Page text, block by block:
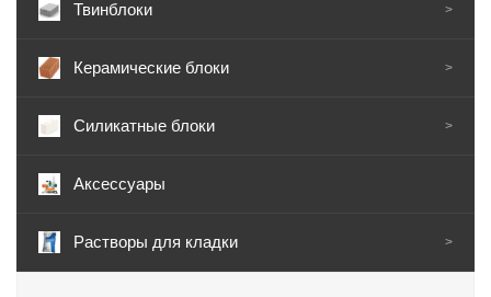
Твинблоки >
Керамические блоки >
Силикатные блоки >
Аксессуары
Растворы для кладки >